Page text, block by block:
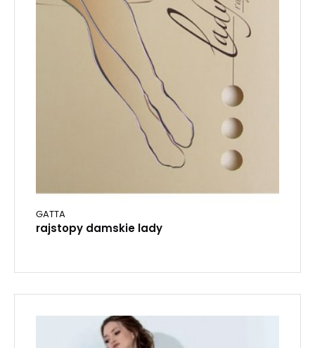
GATTA
rajstopy damskie lady